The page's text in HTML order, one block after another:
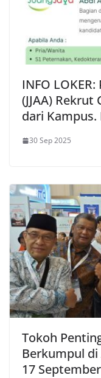
INFO
(JJAA)
dari
30 Sep 2025
Tokoh
Berkumpul di
17